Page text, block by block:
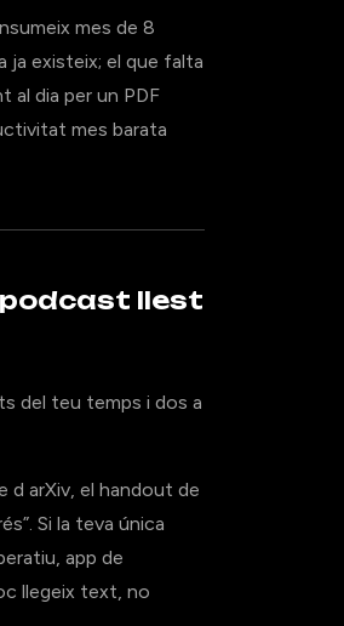
mes de 8
ja existeix; el que falta
dia per un PDF
mes barata
podcast llest
del teu temps i dos a
d arXiv, el handout de
Si la teva única
app de
llegeix text, no